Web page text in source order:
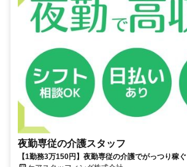
夜勤専従の介護スタッフ
【1勤務3万150円】夜勤専従の介護でがっつり稼ぐ